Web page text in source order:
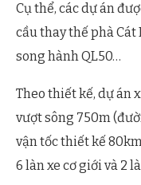
Cụ thể, các dự án
cầu thay thế phà
song hành QL50…
Theo thiết kế, dự án
vượt sông 750m
vận tốc thiết kế
6 làn xe cơ giới và 2